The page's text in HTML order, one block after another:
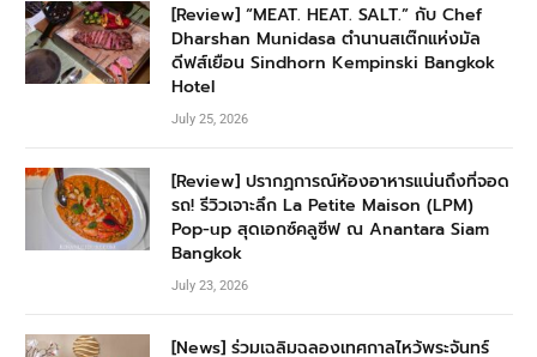
[Review] “MEAT. HEAT. SALT.” กับ Chef
Dharshan Munidasa ตำนานสเต๊กแห่งมัล
ดีฟส์เยือน Sindhorn Kempinski Bangkok
Hotel
July 25, 2026
[Review] ปรากฏการณ์ห้องอาหารแน่นถึงที่จอด
รถ! รีวิวเจาะลึก La Petite Maison (LPM)
Pop-up สุดเอกซ์คลูซีฟ ณ Anantara Siam
Bangkok
July 23, 2026
[News] ร่วมเฉลิมฉลองเทศกาลไหว้พระจันทร์